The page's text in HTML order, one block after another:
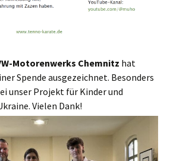
Motoren­werks Chem­nitz hat
Spende aus­geze­ich­net. Beson­ders
unser Pro­jekt für Kinder und
Vie­len Dank!